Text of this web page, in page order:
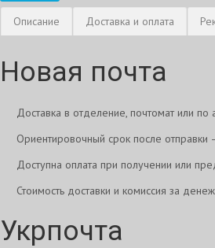
Описание Доставка и оплата
Новая почта
Доставка в отделение, почтомат или по
Ориентировочный срок после
Доступна оплата при получении или
Стоимость доставки и комиссия за
Укрпочта